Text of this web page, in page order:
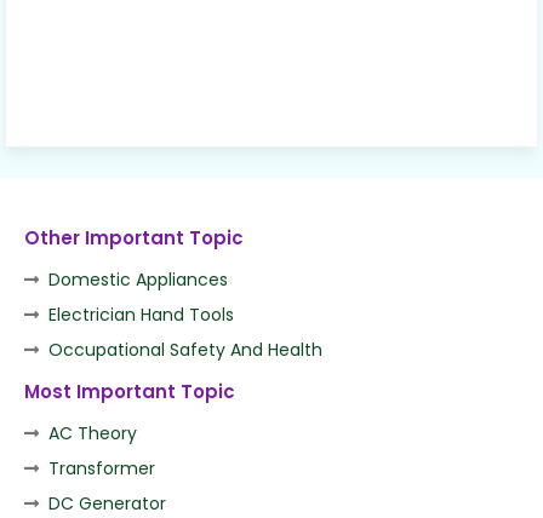
Other Important Topic
Domestic Appliances
Electrician Hand Tools
Occupational Safety And Health
Most Important Topic
AC Theory
Transformer
DC Generator